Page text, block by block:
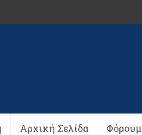
Αρχική Σελίδα Φόρουμ